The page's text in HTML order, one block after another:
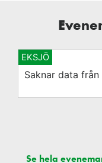
EKSJÖ
Saknar data från
Se hela